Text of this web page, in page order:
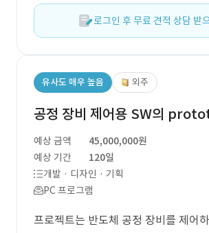
로그인 후 무료 견적 상담 받
유사도 매우 높음 외주
공정 장비 제어용 SW의
예상 금액
45,000,000원
예상 기간
120일
개발 · 디자인 · 기획
PC 프로그램
프로젝트는 반도체 공정 장비를 제어